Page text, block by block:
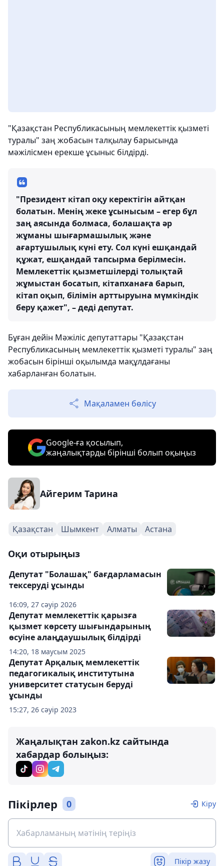
"Қазақстан Республикасының мемлекеттік қызметі
туралы" заң жобасын талқылау барысында
мәжілісмен ерекше ұсыныс білдірді.
"Президент кітап оқу керектігін айтқан
болатын. Менің жеке ұсынысым – егер бұл
заң аясында болмаса, болашақта әр
жұманы шығармашылық және
ағартушылық күні ету. Сол күні ешқандай
құжат, ешқандай тапсырма берілмесін.
Мемлекеттік қызметшілерді толықтай
жұмыстан босатып, кітапханаға барып,
кітап оқып, білімін арттыруына мүмкіндік
беру қажет", – деді депутат.
Бұған дейін Мәжіліс депутаттары "Қазақстан
Республикасының мемлекеттік қызметі туралы" заң
жобасын бірінші оқылымда мақұлдағаны
хабарланған болатын.
Мақаламен бөлісу
Google-ға қосылып,
жаңалықтарды бірінші болып оқыңыз
Айгерим Тарина
Қазақстан Шымкент Алматы Астана
Оқи отырыңыз
16:09, 27 сәуір 2026
Депутат "Болашақ" бағдарламасын
тексеруді ұсынды
14:20, 18 маусым 2025
Депутат мемлекеттік қарызға
қызмет көрсету шығындарының
өсуіне алаңдаушылық білдірді
15:27, 26 сәуір 2023
Депутат Арқалық мемлекеттік
педагогикалық институтына
университет статусын беруді
ұсынды
Жаңалықтан zakon.kz сайтында
хабардар болыңыз:
Пікірлер 0 Кіру
Пікір жазу